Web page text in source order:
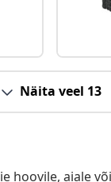
Näita veel 13
hoovile, aiale